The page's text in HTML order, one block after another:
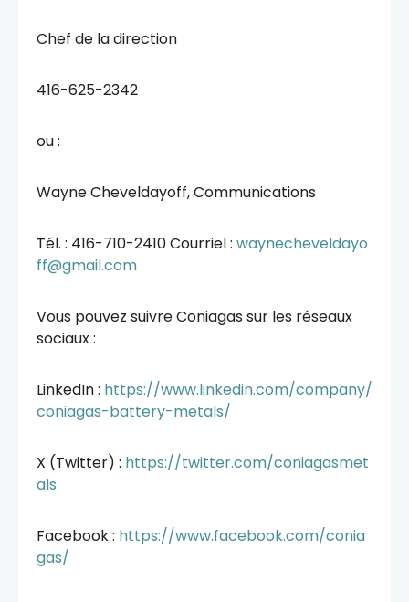
Chef de la direction
416-625-2342
ou :
Wayne Cheveldayoff, Communications
Tél. : 416-710-2410 Courriel : waynecheveldayo
ff@gmail.com
Vous pouvez suivre Coniagas sur les réseaux
sociaux :
LinkedIn : https://www.linkedin.com/company/
coniagas-battery-metals/
X (Twitter) : https://twitter.com/coniagasmet
als
Facebook : https://www.facebook.com/conia
gas/